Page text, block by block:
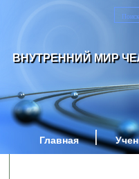
ВНУТРЕННИЙ МИР
Главная